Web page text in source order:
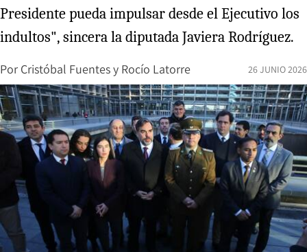
Presidente pueda impulsar desde el Ejecutivo los
indultos", sincera la diputada Javiera Rodríguez.
Por Cristóbal Fuentesy Rocío Latorre 26 JUNIO 2026